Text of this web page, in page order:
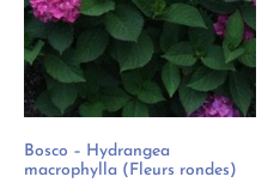
Bosco – Hydrangea
macrophylla (Fleurs rondes)